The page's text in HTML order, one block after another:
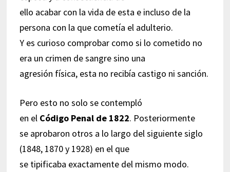
ello acabar con la vida de esta e incluso de la
persona con la que cometía el adulterio.
Y es curioso comprobar como si lo cometido no
era un crimen de sangre sino una
agresión física, esta no recibía castigo ni sanción.
Pero esto no solo se contempló
en el Código Penal de 1822. Posteriormente
se aprobaron otros a lo largo del siguiente siglo
(1848, 1870 y 1928) en el que
se tipificaba exactamente del mismo modo.